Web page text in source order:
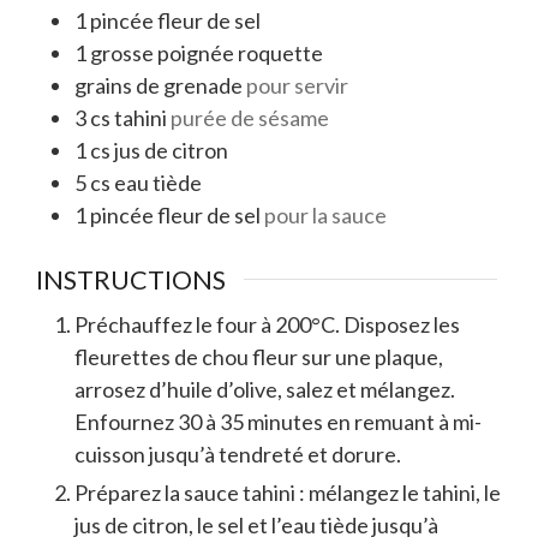
1pincéefleur de sel
1grosse poignée roquette
grains de grenade pour servir
3cstahini purée de sésame
1csjus de citron
5cs eau tiède
1pincéefleur de sel pour la sauce
INSTRUCTIONS
Préchauffez le four à 200°C. Disposez les
fleurettes de chou fleur sur une plaque,
arrosez d’huile d’olive, salez et mélangez.
Enfournez 30 à 35 minutes en remuant à mi-
cuisson jusqu’à tendreté et dorure.
Préparez la sauce tahini : mélangez le tahini, le
jus de citron, le sel et l’eau tiède jusqu’à